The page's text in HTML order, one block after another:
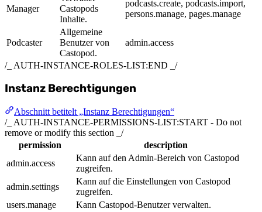
Manager
Castopods
Inhalte.
podcasts.create, podcasts.import,
persons.manage, pages.manage
Podcaster
Allgemeine
Benutzer von
Castopod.
admin.access
/_ AUTH-INSTANCE-ROLES-LIST:END _/
Instanz Berechtigungen
Abschnitt betitelt „Instanz Berechtigungen“
/_ AUTH-INSTANCE-PERMISSIONS-LIST:START - Do not
remove or modify this section _/
permission
description
admin.access
Kann auf den Admin-Bereich von Castopod
zugreifen.
admin.settings
Kann auf die Einstellungen von Castopod
zugreifen.
users.manage
Kann Castopod-Benutzer verwalten.